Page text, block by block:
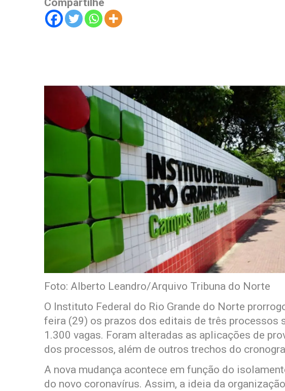
Compartilhe
Foto: Alberto Leandro/Arquivo Tribuna do Norte
O Instituto Federal do Rio Grande do Norte
feira (29) os prazos dos editais de três processos
1.300 vagas. Foram alteradas as aplicações de
dos processos, além de outros trechos do
A nova mudança acontece em função do
do novo coronavírus. Assim, a ideia da